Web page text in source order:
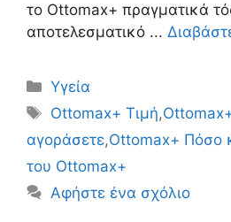
το Ottomax+ πραγματικά
αποτελεσματικό ...
Κατηγορίες
Υγεία
Ετικέτες
Ottomax+ Τιμή,
αγοράσετε,Ottomax+ Πόσο
του Ottomax+
Αφήστε ένα σχόλιο